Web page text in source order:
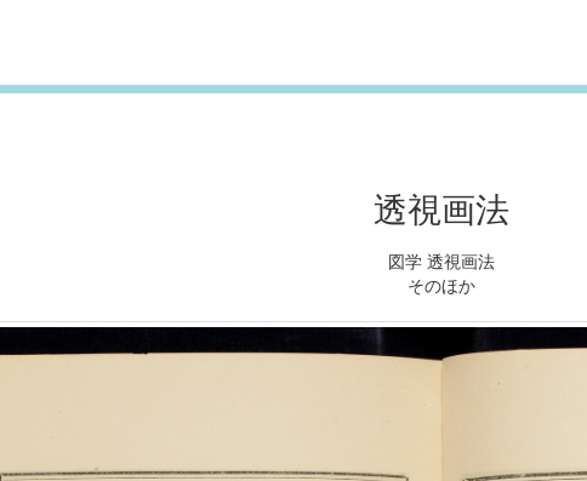
透視画法
図学 透視画法
そのほか